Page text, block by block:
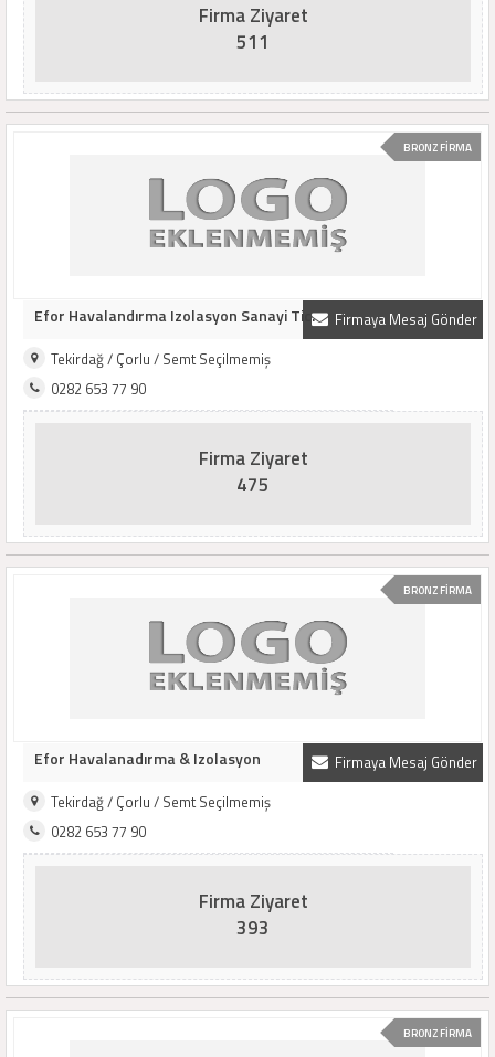
Firma Ziyaret
511
BRONZ FİRMA
Firmaya Mesaj Gönder
Efor Havalandırma Izolasyon Sanayi Tic.
Tekirdağ / Çorlu / Semt Seçilmemiş
0282 653 77 90
Firma Ziyaret
475
BRONZ FİRMA
Firmaya Mesaj Gönder
Efor Havalanadırma & Izolasyon
Tekirdağ / Çorlu / Semt Seçilmemiş
0282 653 77 90
Firma Ziyaret
393
BRONZ FİRMA